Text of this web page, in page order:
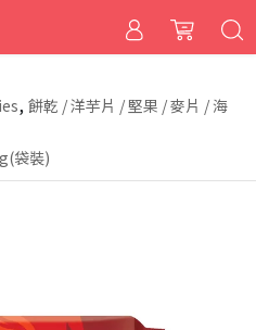
, 餅乾 / 洋芋片 / 堅果 / 麥片 / 海
袋裝)